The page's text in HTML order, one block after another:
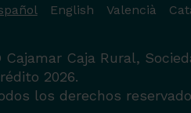
English Valencià
Cajamar Caja Rural,
2026.
los derechos